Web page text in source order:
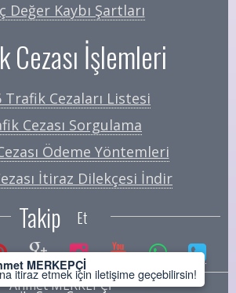
MERKEPÇİ
itiraz etmek için iletişime geçebilirsin!
Değer Kaybı Şartları
Cezası İşlemleri
Trafik Cezaları Listesi
Cezası Sorgulama
Ödeme Yöntemleri
İtiraz Dilekçesi İndir
Takip Et
Ahmet MERKEPÇİ